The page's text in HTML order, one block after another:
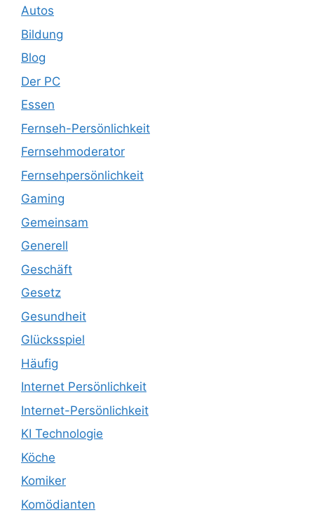
Autos
Bildung
Blog
Der PC
Essen
Fernseh-Persönlichkeit
Fernsehmoderator
Fernsehpersönlichkeit
Gaming
Gemeinsam
Generell
Geschäft
Gesetz
Gesundheit
Glücksspiel
Häufig
Internet Persönlichkeit
Internet-Persönlichkeit
KI Technologie
Köche
Komiker
Komödianten